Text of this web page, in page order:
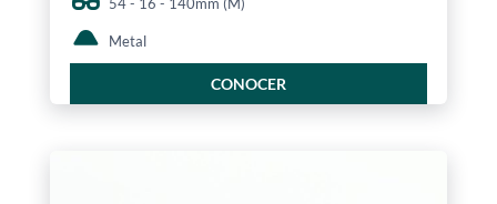
54 - 16 - 140mm (M)
Metal
CONOCER